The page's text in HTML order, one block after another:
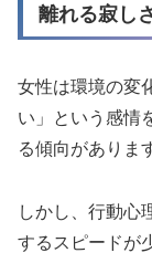
離れる寂し
女性は環境の変
い」という感情
る傾向がありま
しかし、行動心
するスピードが